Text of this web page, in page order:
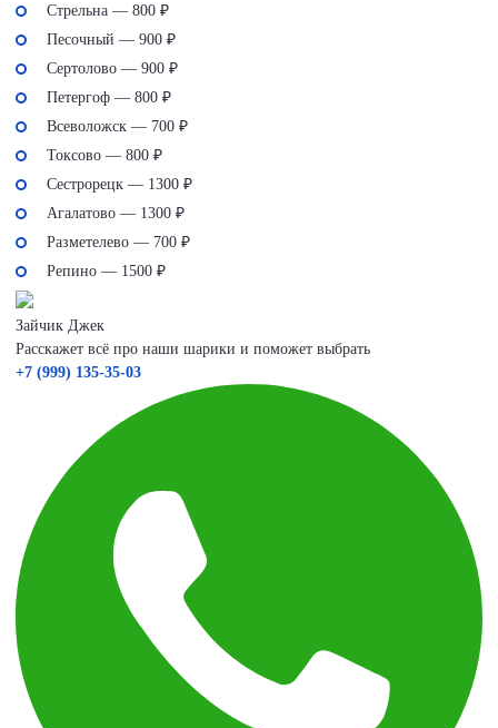
Стрельна — 800 ₽
Песочный — 900 ₽
Сертолово — 900 ₽
Петергоф — 800 ₽
Всеволожск — 700 ₽
Токсово — 800 ₽
Сестрорецк — 1300 ₽
Агалатово — 1300 ₽
Разметелево — 700 ₽
Репино — 1500 ₽
Зайчик Джек
Расскажет всё про наши шарики и поможет выбрать
+7 (999) 135-35-03